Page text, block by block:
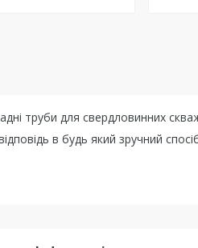
труби для свердловинних
в будь який зручний